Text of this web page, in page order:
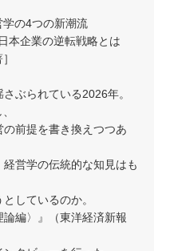
の4つの新潮流
本企業の逆転戦略とは
ぶられている2026年。
前提を書き換えつつあ
営学の伝統的な知見はも
しているのか。
編〉』（東洋経済新報